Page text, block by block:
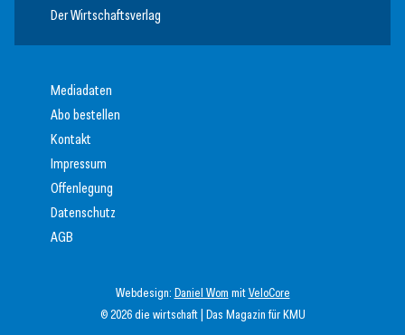
Der Wirtschaftsverlag
© 2026 die wirtschaft | Das Magazin für KMU
Webdesign: Daniel Wom mitVeloCore
Mediadaten
Abo bestellen
Kontakt
Impressum
Offenlegung
Datenschutz
AGB